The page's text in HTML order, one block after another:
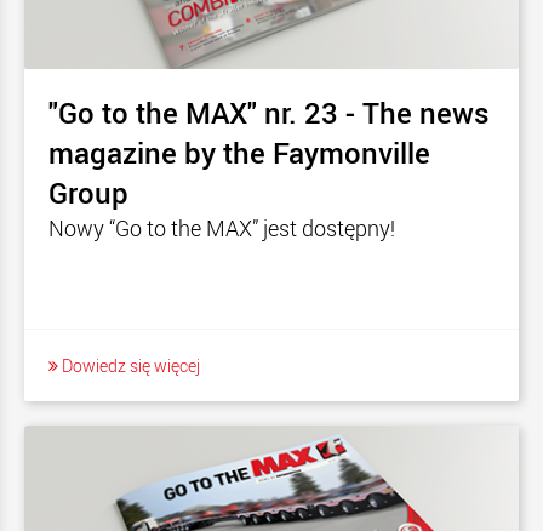
"Go to the MAX" nr. 23 - The news
magazine by the Faymonville
Group
Nowy “Go to the MAX” jest dostępny!
Dowiedz się więcej